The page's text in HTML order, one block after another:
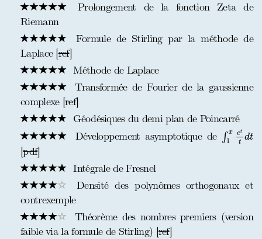
Prolongement de la fonction Zeta de
Riemann
Formule de Stirling par la méthode de
Laplace [ref]
Méthode de Laplace
Transformée de Fourier de la gaussienne
complexe [ref]
Géodésiques du demi plan de Poincarré
Développement asymptotique de ∫ x
1
et
t dt
1x et
[pdf]
Intégrale de Fresnel
Densité des polynômes orthogonaux et
contrexemple
Théorème des nombres premiers (version
faible via la formule de Stirling) [ref]